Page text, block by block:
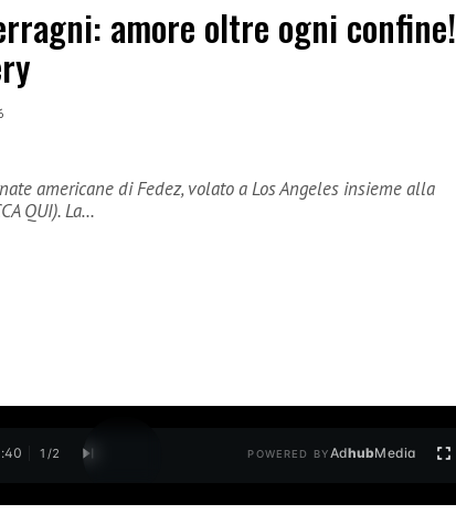
amore oltre ogni confine!
americane di Fedez, volato a Los Angeles insieme alla
QUI). La…
1 /2 POWERED BYAdhubMedia